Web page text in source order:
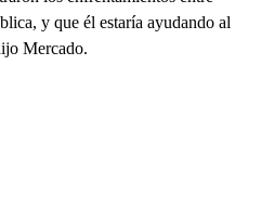
y que él estaría ayudando al
Mercado.